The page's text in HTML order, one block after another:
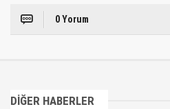
0 Yorum
DİĞER HABERLER